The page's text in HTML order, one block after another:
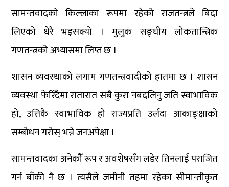
सामन्तवादको किल्लाका रूपमा रहेको राजतन्त्रले बिदा
लिएको धेरै भइसक्यो । मुलुक सङ्घीय लोकतान्त्रिक
गणतन्त्रको अभ्यासमा लिप्त छ ।
शासन व्यवस्थाको लगाम गणतन्त्रवादीको हातमा छ । शासन
व्यवस्था फेरिँदैमा रातारात सबै कुरा नबदलिनु जति स्वाभाविक
हो, उत्तिकै स्वाभाविक हो राज्यप्रति उर्लंदा आकाङ्क्षाको
सम्बोधन गरोस् भन्ने जनअपेक्षा ।
सामन्तवादका अनेकौंँ रूप र अवशेषसँग लडेर तिनलाई पराजित
गर्न बाँकी नै छ । त्यसैले जमीनी तहमा रहेका सीमान्तीकृत